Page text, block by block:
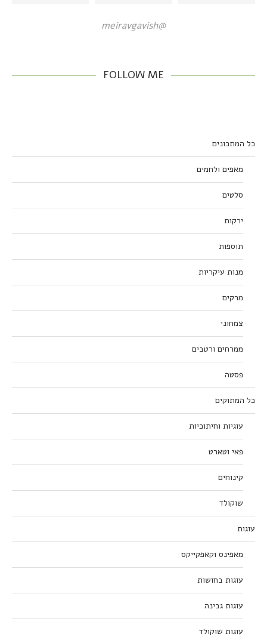
@meiravgavish
FOLLOW ME
כל המתכונים
מאפים ולחמים
סלטים
ירקות
תוספות
מנות עיקריות
מרקים
צמחוני
ממרחים ורטבים
פסטה
כל המתוקים
עוגיות וחיתוכיות
פאי וטארט
קינוחים
שוקולד
עוגות
מאפינס וקאפקייקס
עוגות בחושות
עוגות גבינה
עוגות שוקולד